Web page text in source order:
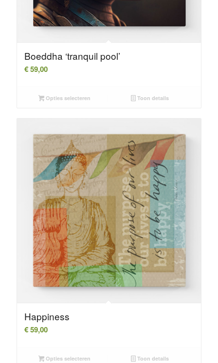
Boeddha ‘tranquil pool’
€59,00
Opties selecteren Toon details
Happiness
€59,00
Opties selecteren Toon details